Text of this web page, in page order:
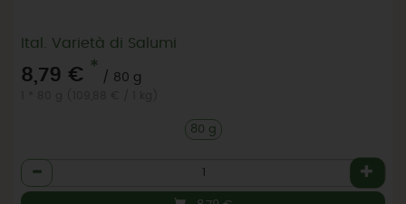
Ital. Varietà di Salumi
8,79 € *
/ 80 g
80 g
Anzahl